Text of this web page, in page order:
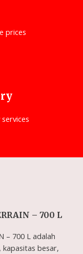
prices
– 700 L
– 700 L adalah
kapasitas besar,